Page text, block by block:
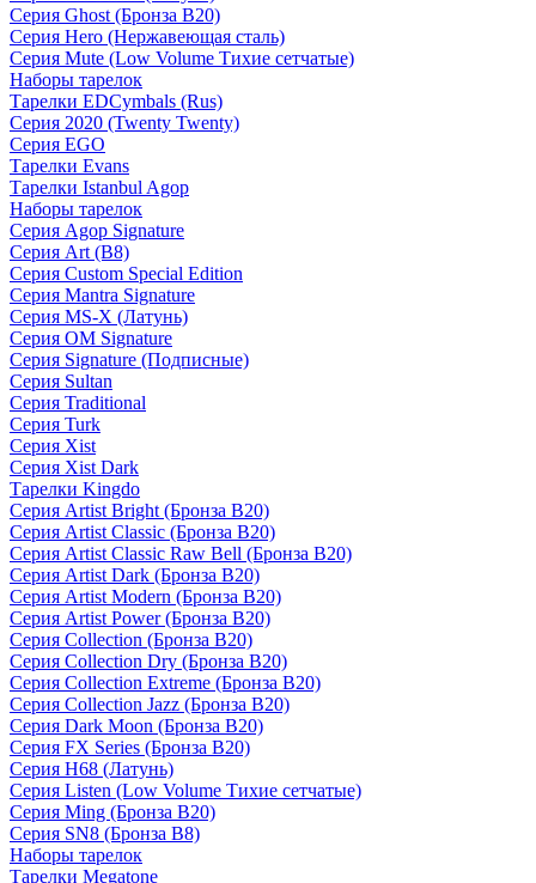
Серия Ghost (Бронза B20)
Серия Hero (Нержавеющая сталь)
Серия Mute (Low Volume Тихие сетчатые)
Наборы тарелок
Тарелки EDCymbals (Rus)
Серия 2020 (Twenty Twenty)
Серия EGO
Тарелки Evans
Тарелки Istanbul Agop
Наборы тарелок
Серия Agop Signature
Серия Art (B8)
Серия Custom Special Edition
Серия Mantra Signature
Серия MS-X (Латунь)
Серия OM Signature
Серия Signature (Подписные)
Серия Sultan
Серия Traditional
Серия Turk
Серия Xist
Серия Xist Dark
Тарелки Kingdo
Серия Artist Bright (Бронза B20)
Серия Artist Classic (Бронза B20)
Серия Artist Classic Raw Bell (Бронза B20)
Серия Artist Dark (Бронза B20)
Серия Artist Modern (Бронза B20)
Серия Artist Power (Бронза B20)
Серия Collection (Бронза B20)
Серия Collection Dry (Бронза B20)
Серия Collection Extreme (Бронза B20)
Серия Collection Jazz (Бронза B20)
Серия Dark Moon (Бронза B20)
Серия FX Series (Бронза B20)
Серия H68 (Латунь)
Серия Listen (Low Volume Тихие сетчатые)
Серия Ming (Бронза B20)
Серия SN8 (Бронза B8)
Наборы тарелок
Тарелки Megatone